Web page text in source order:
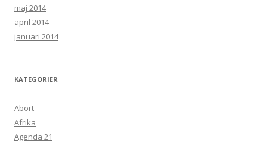
maj 2014
april 2014
januari 2014
KATEGORIER
Abort
Afrika
Agenda 21